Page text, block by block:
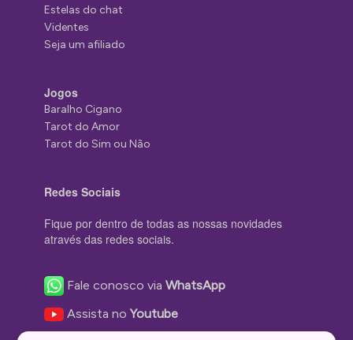
Estelas do chat
Videntes
Seja um afiliado
Jogos
Baralho Cigano
Tarot do Amor
Tarot do Sim ou Não
Redes Sociais
Fique por dentro de todas as nossas novidades
através das redes sociais.
Fale conosco viaWhatsApp
Assista noYoutube